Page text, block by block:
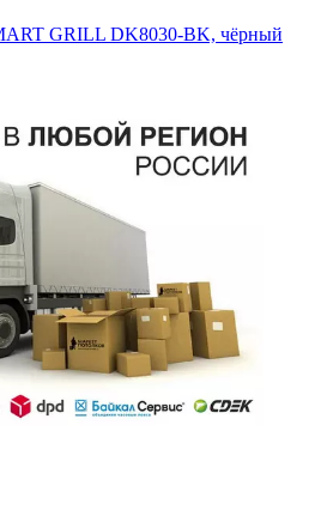
GRILL DK8030-BK, чёрный